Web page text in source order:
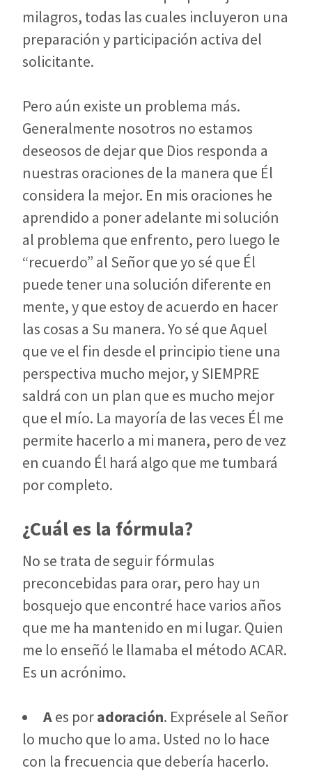
milagros, todas las cuales incluyeron una
preparación y participación activa del
solicitante.
Pero aún existe un problema más.
Generalmente nosotros no estamos
deseosos de dejar que Dios responda a
nuestras oraciones de la manera que Él
considera la mejor. En mis oraciones he
aprendido a poner adelante mi solución
al problema que enfrento, pero luego le
“recuerdo” al Señor que yo sé que Él
puede tener una solución diferente en
mente, y que estoy de acuerdo en hacer
las cosas a Su manera. Yo sé que Aquel
que ve el fin desde el principio tiene una
perspectiva mucho mejor, y SIEMPRE
saldrá con un plan que es mucho mejor
que el mío. La mayoría de las veces Él me
permite hacerlo a mi manera, pero de vez
en cuando Él hará algo que me tumbará
por completo.
¿Cuál es la fórmula?
No se trata de seguir fórmulas
preconcebidas para orar, pero hay un
bosquejo que encontré hace varios años
que me ha mantenido en mi lugar. Quien
me lo enseñó le llamaba el método ACAR.
Es un acrónimo.
Aes poradoración. Exprésele al Señor
lo mucho que lo ama. Usted no lo hace
con la frecuencia que debería hacerlo.